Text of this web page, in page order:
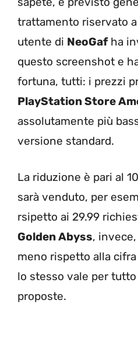
trattamento riservato
utente di NeoGafha
questo screenshot e
fortuna, tutti: i prezzi
PlayStation Store
assolutamente più
versione standard.
La riduzione è pari al
sarà venduto, per
rsipetto ai 29.99
Golden Abyss,
meno rispetto alla
lo stesso vale per
proposte.